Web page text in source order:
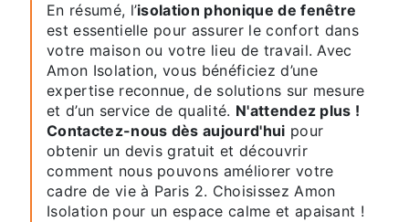
En résumé, l’isolation phonique de fenêtre
est essentielle pour assurer le confort dans
votre maison ou votre lieu de travail. Avec
Amon Isolation, vous bénéficiez d’une
expertise reconnue, de solutions sur mesure
et d’un service de qualité. N'attendez plus !
Contactez-nous dès aujourd'hui pour
obtenir un devis gratuit et découvrir
comment nous pouvons améliorer votre
cadre de vie à Paris 2. Choisissez Amon
Isolation pour un espace calme et apaisant !